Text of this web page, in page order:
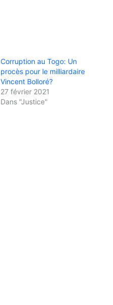
Corruption au Togo: Un
procès pour le milliardaire
Vincent Bolloré?
27 février 2021
Dans "Justice"